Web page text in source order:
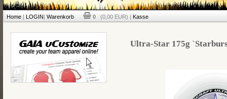
Home| LOGIN| Warenkorb 0 (0,00 EUR) | Kasse
Ultra-Star 175g